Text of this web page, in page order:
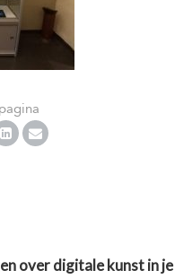
over digitale kunst in je